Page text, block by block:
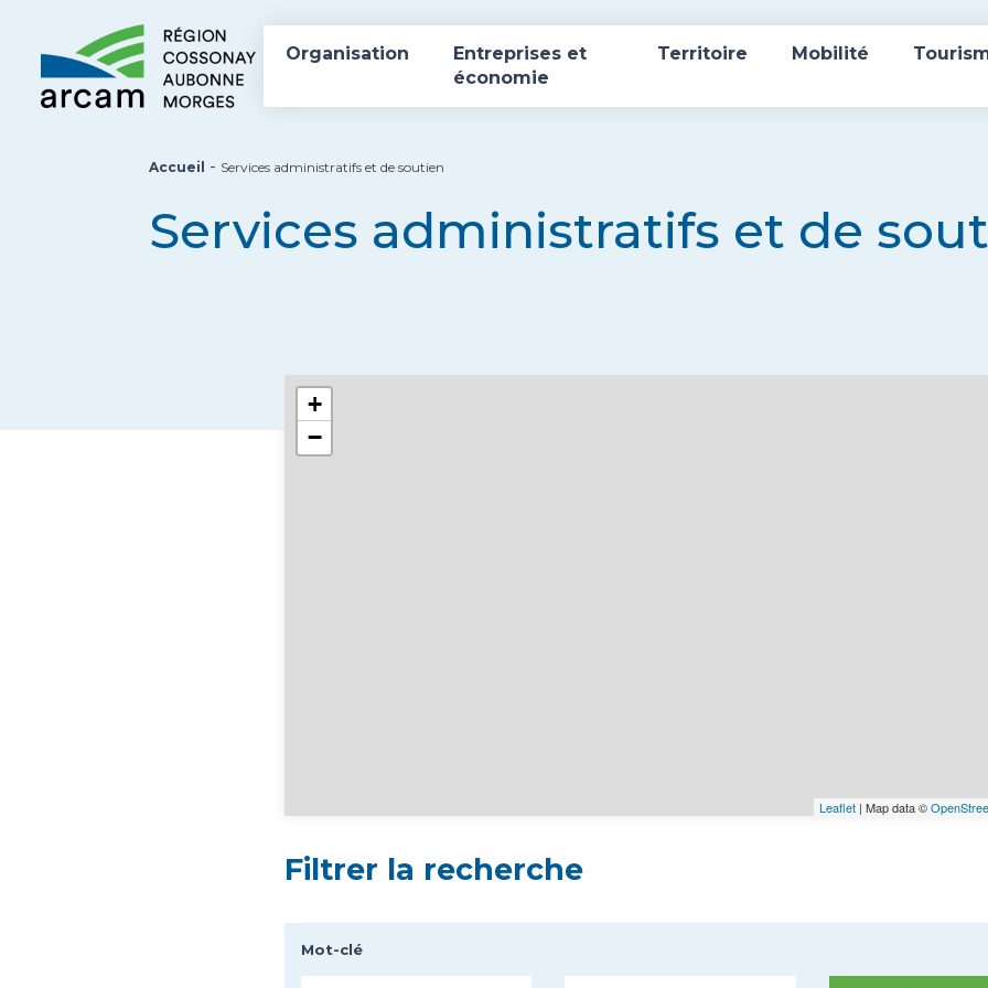
Organisation
Entreprises et
économie
Territoire Mobilité
Accueil - Services administratifs et de soutien
Services administratifs et de
+
−
Leaflet | Map data ©
Filtrer la recherche
Mot-clé